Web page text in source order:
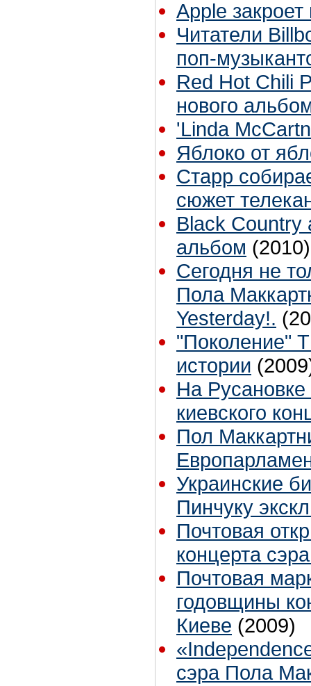
Apple
Читатели
поп-
Red Hot Chili
нового
'Linda
Яблоко от
Старр
сюжет
Black Country
альбом (2010)
Сегодня не
Пола
Yesterday!.
"Поколение"
истории
На Русановке
киевского
Пол
Украинские
Пинчуку
Почтовая
концерта
Почтовая
годовщины
Киеве (2009)
сэра Пола